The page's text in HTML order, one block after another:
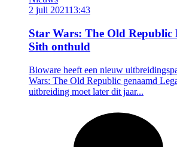
2 juli 202113:43
Star Wars: The Old Republic
Sith onthuld
Bioware heeft een nieuw
Wars: The Old Republic genaamd
uitbreiding moet later dit jaar...